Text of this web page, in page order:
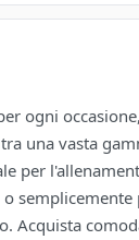
ogni
una vasta
per